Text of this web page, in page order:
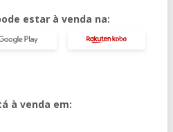
estar à venda na:
à venda em: